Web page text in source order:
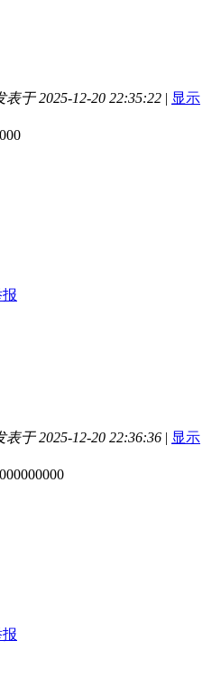
表于 2025-12-20 22:35:22 | 显示
表于 2025-12-20 22:36:36 | 显示